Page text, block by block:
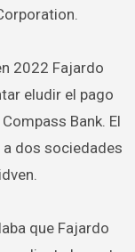
2022 Fajardo
eludir el pago
Bank. El
dos sociedades
que Fajardo